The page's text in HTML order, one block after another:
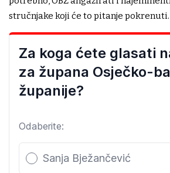
stručnjake koji će to pitanje pokrenuti.